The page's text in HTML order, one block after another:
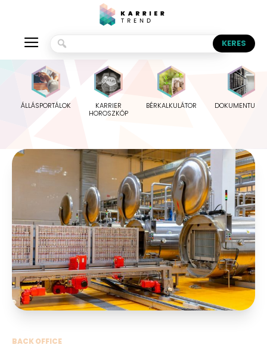
ÁLLÁSPORTÁLOK
KARRIER
HOROSZKÓP
BÉRKALKULÁTOR
BACK OFFICE